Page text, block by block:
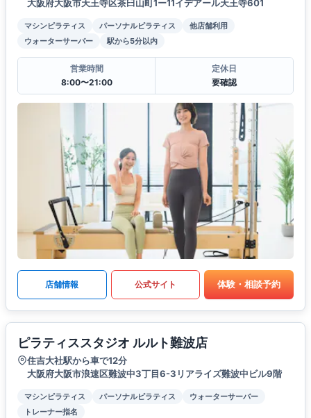
大阪府大阪市天王寺区茶臼山町1ー11イデアール天王寺601
マシンピラティス パーソナルピラティス
他店舗利用
ウォーターサーバー
駅から5分以内
営業時間
8:00〜21:00
定休日
要確認
店舗情報 公式サイト 体験・相談予約
ピラティススタジオ ルルト難波店
住吉大社駅から車で12分
大阪府大阪市浪速区難波中3丁目6-3リアライズ難波中ビル9階
マシンピラティス パーソナルピラティス
ウォーターサーバー
トレーナー指名